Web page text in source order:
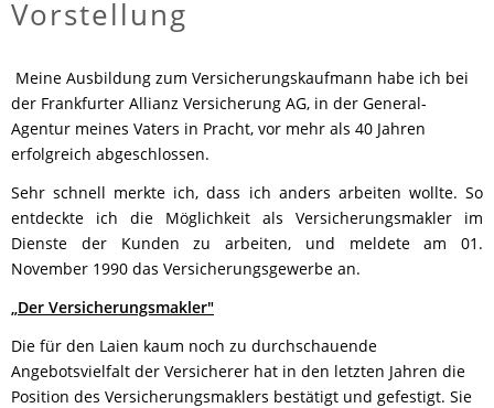
Vorstellung
Meine Ausbildung zum Versicherungskaufmann habe ich bei
der Frankfurter Allianz Versicherung AG, in der General-
Agentur meines Vaters in Pracht, vor mehr als 40 Jahren
erfolgreich abgeschlossen.
Sehr schnell merkte ich, dass ich anders arbeiten wollte. So
entdeckte ich die Möglichkeit als Versicherungsmakler im
Dienste der Kunden zu arbeiten, und meldete am 01.
November 1990 das Versicherungsgewerbe an.
„Der Versicherungsmakler"
Die für den Laien kaum noch zu durchschauende
Angebotsvielfalt der Versicherer hat in den letzten Jahren die
Position des Versicherungsmaklers bestätigt und gefestigt. Sie